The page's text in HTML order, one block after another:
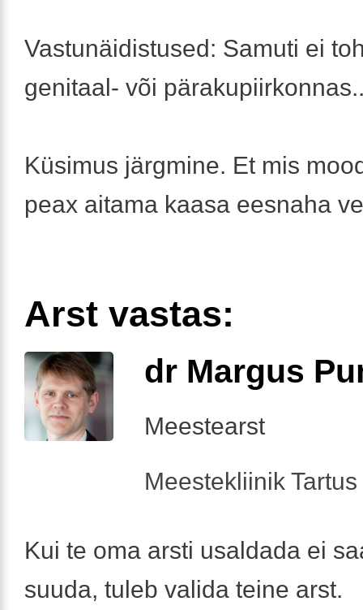
Vastunäidistused: Samuti ei
genitaal- või
Küsimus järgmine. Et mis
peax aitama kaasa eesnaha
Arst vastas:
dr Margus
Meestearst
Meestekliinik
Kui te oma arsti usaldada ei
suuda, tuleb valida teine arst.